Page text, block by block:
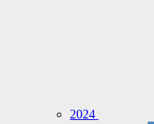
2024